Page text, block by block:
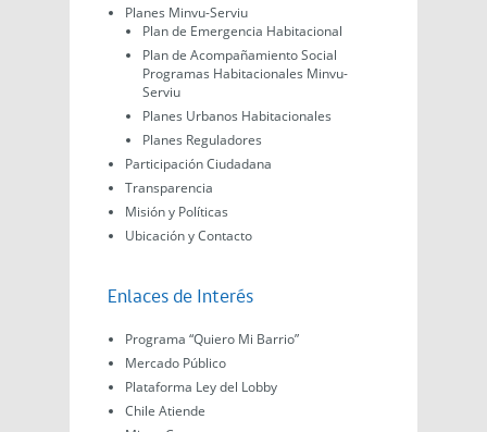
Planes Minvu-Serviu
Plan de Emergencia Habitacional
Plan de Acompañamiento Social
Programas Habitacionales Minvu-
Serviu
Planes Urbanos Habitacionales
Planes Reguladores
Participación Ciudadana
Transparencia
Misión y Políticas
Ubicación y Contacto
Enlaces de Interés
Programa “Quiero Mi Barrio”
Mercado Público
Plataforma Ley del Lobby
Chile Atiende